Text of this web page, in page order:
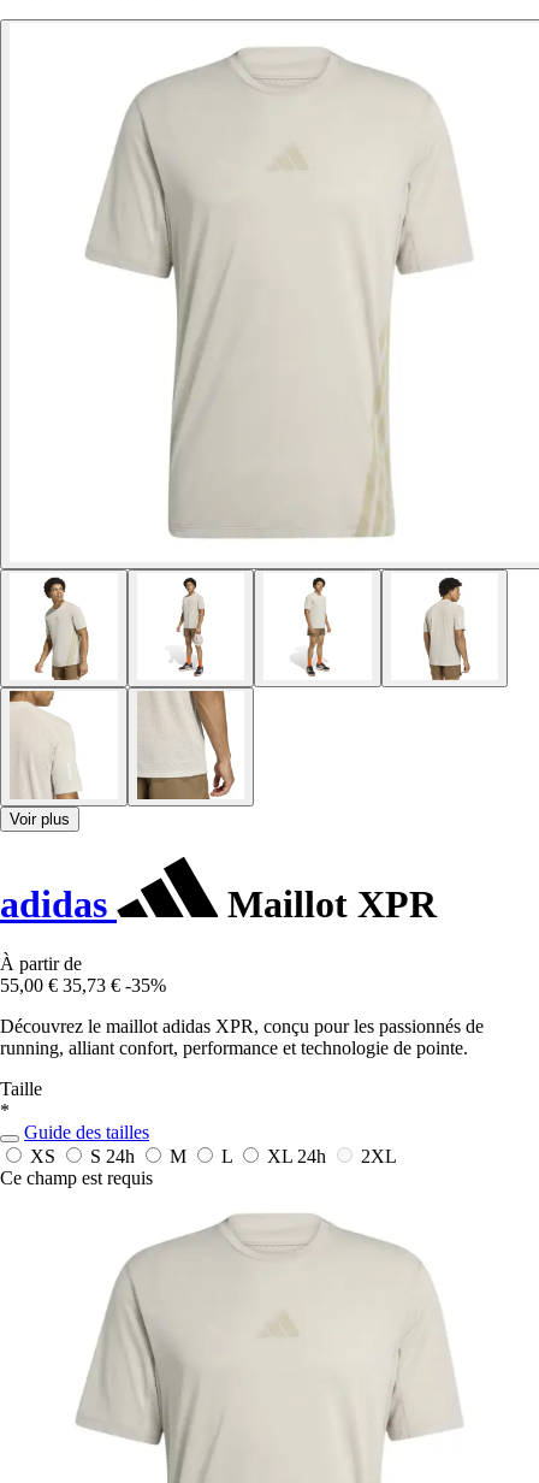
Voir plus
adidas Maillot XPR
À partir de
55,00 € 35,73 € -35%
Découvrez le maillot adidas XPR, conçu pour les passionnés de
running, alliant confort, performance et technologie de pointe.
Taille
*
Guide des tailles
XS
S 24h M L XL 24h
2XL
Ce champ est requis